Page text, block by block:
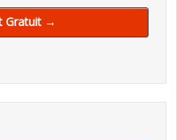
Gratuit →